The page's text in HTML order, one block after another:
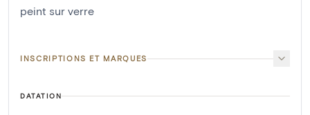
peint sur verre
INSCRIPTIONS ET MARQUES
DATATION